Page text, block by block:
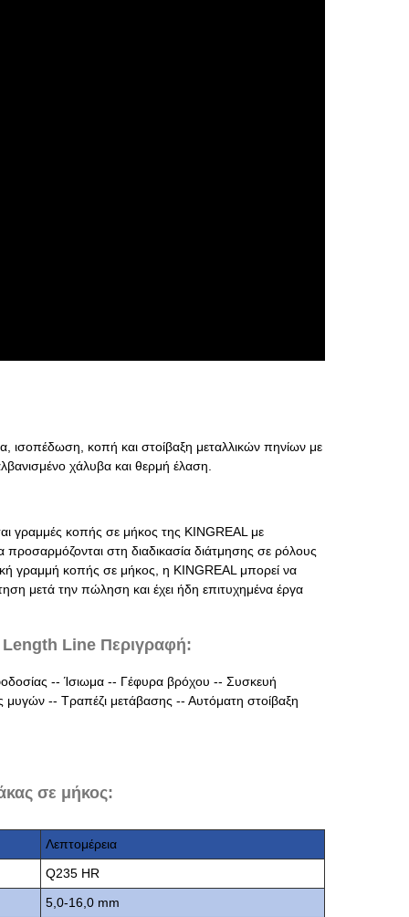
ισοπέδωση, κοπή και στοίβαξη μεταλλικών πηνίων με
χάλυβα και θερμή έλαση.
γραμμές κοπής σε μήκος της KINGREAL με
προσαρμόζονται στη διαδικασία διάτμησης σε ρόλους
γραμμή κοπής σε μήκος, η KINGREAL μπορεί να
μετά την πώληση και έχει ήδη επιτυχημένα έργα
Length Line Περιγραφή:
-- Ίσιωμα -- Γέφυρα βρόχου -- Συσκευή
-- Τραπέζι μετάβασης -- Αυτόματη στοίβαξη
σε μήκος:
Λεπτομέρεια
Q235 HR
5,0-16,0 mm